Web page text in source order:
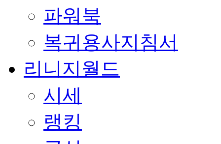
파워북
복귀용사지침서
리니지월드
시세
랭킹